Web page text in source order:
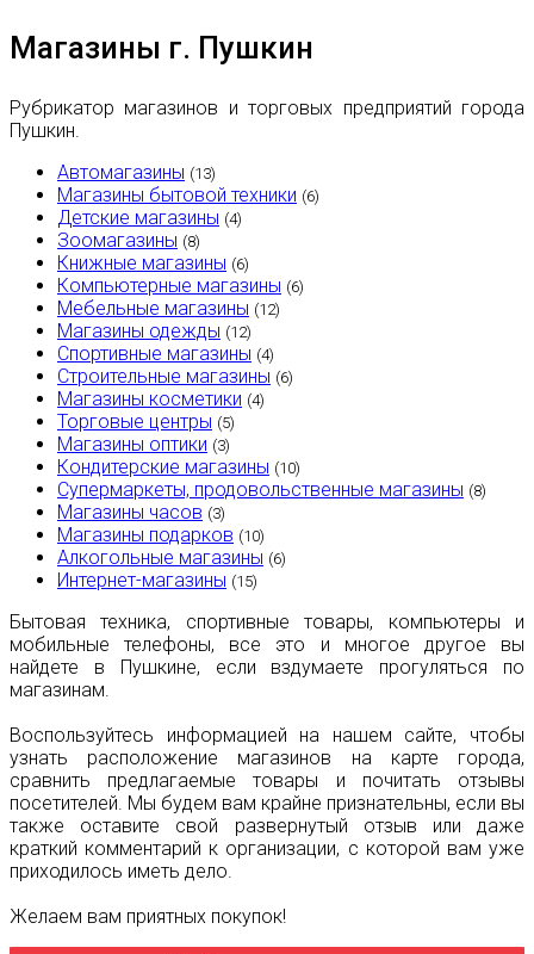
Магазины г. Пушкин
Рубрикатор магазинов и торговых предприятий города
Пушкин.
Автомагазины (13)
Магазины бытовой техники (6)
Детские магазины (4)
Зоомагазины (8)
Книжные магазины (6)
Компьютерные магазины (6)
Мебельные магазины (12)
Магазины одежды (12)
Спортивные магазины (4)
Строительные магазины (6)
Магазины косметики (4)
Торговые центры (5)
Магазины оптики (3)
Кондитерские магазины (10)
Супермаркеты, продовольственные магазины (8)
Магазины часов (3)
Магазины подарков (10)
Алкогольные магазины (6)
Интернет-магазины (15)
Бытовая техника, спортивные товары, компьютеры и
мобильные телефоны, все это и многое другое вы
найдете в Пушкине, если вздумаете прогуляться по
магазинам.
Воспользуйтесь информацией на нашем сайте, чтобы
узнать расположение магазинов на карте города,
сравнить предлагаемые товары и почитать отзывы
посетителей. Мы будем вам крайне признательны, если вы
также оставите свой развернутый отзыв или даже
краткий комментарий к организации, с которой вам уже
приходилось иметь дело.
Желаем вам приятных покупок!